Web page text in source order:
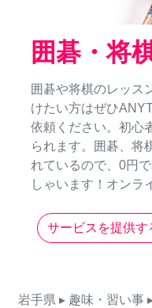
囲碁・将
囲碁や将棋のレッス
けたい方はぜひ
依頼ください。初心
られます。囲碁、将
れているので、0円
しゃいます！オンラ
サービスを提供す
岩手県 ▸ 趣味・習い事